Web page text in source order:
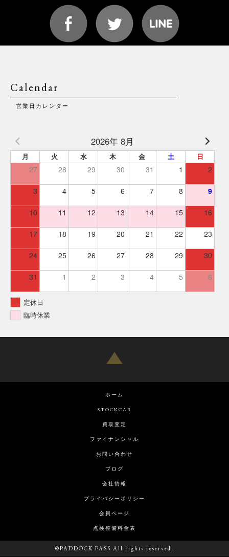
Calendar
営業日カレンダー
2026年 8月
月 火 水 木 金 土 日
27 28 29 30 31 1 2
3 4 5 6 7 8 9
10 11 12 13 14 15 16
17 18 19 20 21 22 23
24 25 26 27 28 29 30
31 1 2 3 4 5 6
定休日
臨時休業
ホーム
STOCKCAR
買取査定
ファイナンシャル
お問い合わせ
ブログ
会社情報
プライバシーポリシー
会員ページ
点検整備料金表
©PADDOCK PASS All rights reserved.